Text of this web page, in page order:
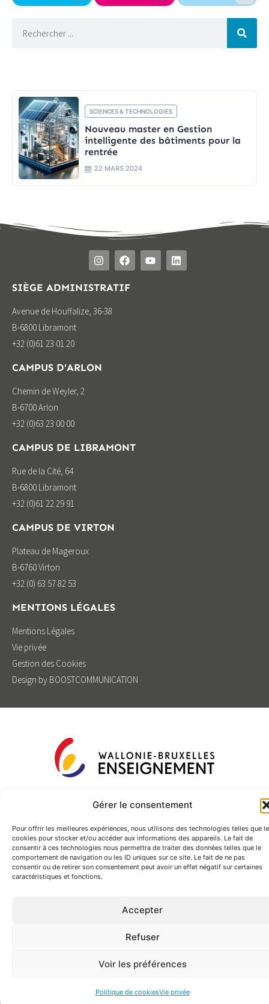
Gérer le consentement
Pour offrir les meilleures expériences, nous utilisons des technologies telles que
cookies pour stocker et/ou accéder aux informations des appareils. Le fait de
consentir à ces technologies nous permettra de traiter des données telles que le
comportement de navigation ou les ID uniques sur ce site. Le fait de ne pas
consentir ou de retirer son consentement peut avoir un effet négatif sur certaines
caractéristiques et fonctions.
Accepter
Refuser
Voir les préférences
Politique de cookiesVie privée
SCIENCES & TECHNOLOGIES
Nouveau master en Gestion
intelligente des bâtiments pour la
rentrée
22 MARS 2024
SIÈGE ADMINISTRATIF
Avenue de Houffalize, 36-38
B-6800 Libramont
+32 (0)61 23 01 20
CAMPUS D'ARLON
Chemin de Weyler, 2
B-6700 Arlon
+32 (0)63 23 00 00
CAMPUS DE LIBRAMONT
Rue de la Cité, 64
B-6800 Libramont
+32 (0)61 22 29 91
CAMPUS DE VIRTON
Plateau de Mageroux
B-6760 Virton
+32 (0) 63 57 82 53
MENTIONS LÉGALES
Mentions Légales
Vie privée
Gestion des Cookies
Design by BOOSTCOMMUNICATION